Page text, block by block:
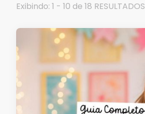
Exibindo: 1 - 10 de 18 RESULTADOS